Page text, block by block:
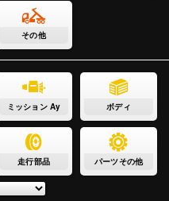
その他
ミッション Ay ボディ
走行部品 パーツその他